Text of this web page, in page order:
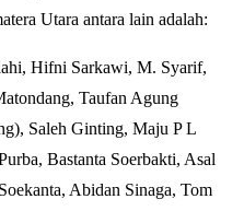
Utara antara lain adalah:
Hifni Sarkawi, M. Syarif,
Taufan Agung
Saleh Ginting, Maju P L
Bastanta Soerbakti, Asal
Abidan Sinaga, Tom